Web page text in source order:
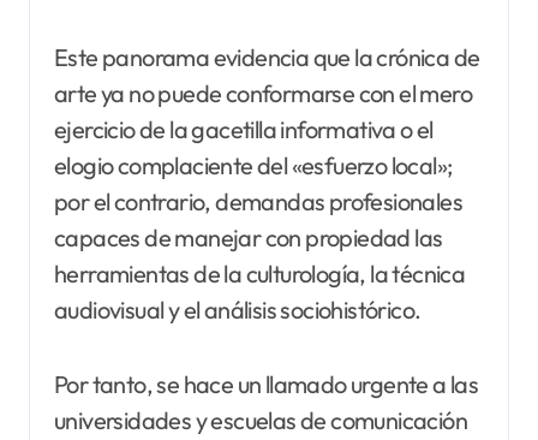
Este panorama evidencia que la crónica de
arte ya no puede conformarse con el mero
ejercicio de la gacetilla informativa o el
elogio complaciente del «esfuerzo local»;
por el contrario, demandas profesionales
capaces de manejar con propiedad las
herramientas de la culturología, la técnica
audiovisual y el análisis sociohistórico.
Por tanto, se hace un llamado urgente a las
universidades y escuelas de comunicación